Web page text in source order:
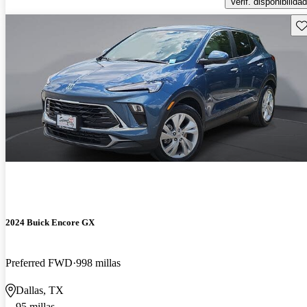
2024 Buick Encore GX
Preferred FWD 998 millas
Dallas, TX